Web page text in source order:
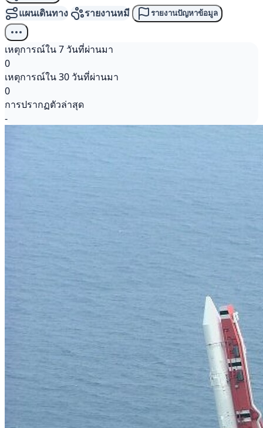
แผนเดินทาง รายงานหมี รายงานปัญหาข้อมูล
เหตุการณ์ใน 7 วันที่ผ่านมา
0
เหตุการณ์ใน 30 วันที่ผ่านมา
0
การปรากฏตัวล่าสุด
-